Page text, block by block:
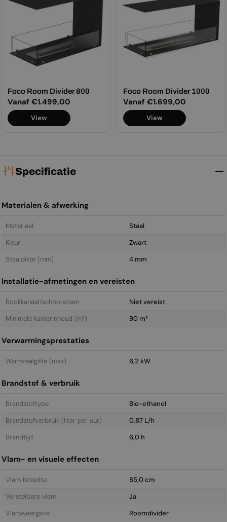
Foco Room Divider 800
Normale
prijs
Vanaf €1.499,00
View
Foco Room Divider 1000
Normale
prijs
Vanaf €1.699,00
View
Specificatie
Materialen & afwerking
Materiaal
Staal
Kleur
Zwart
Staal­dikte (mm)
4 mm
Installatie-afmetingen en vereisten
Rookkanaal/schoorsteen
Niet vereist
Minimale kamerinhoud (m³)
90 m³
Verwarmingsprestaties
Warmteafgifte (max) 6,2 kW
Brandstof & verbruik
Brandstoftype
Bio-ethanol
Brandstofverbruik (liter per uur)
0,87 L/h
Brandtijd
6,0 h
Vlam- en visuele effecten
Vlam breedte
85,0 cm
Verstelbare vlam
Ja
Vlamweergave
Roomdivider